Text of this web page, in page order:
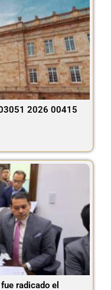
2026 00415
radicado el